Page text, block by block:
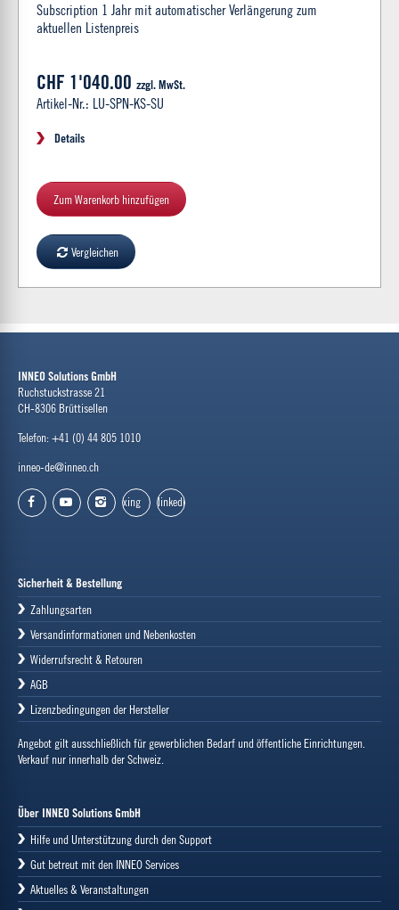
Subscription 1 Jahr mit automatischer Verlängerung zum
aktuellen Listenpreis
CHF 1'040.00 zzgl. MwSt.
Artikel-Nr.: LU-SPN-KS-SU
Details
Zum Warenkorb hinzufügen
Vergleichen
INNEO Solutions GmbH
Ruchstuckstrasse 21
CH-8306 Brüttisellen
Telefon: +41 (0) 44 805 1010
inneo-de@inneo.ch
xing linkedin
Sicherheit & Bestellung
Zahlungsarten
Versandinformationen und Nebenkosten
Widerrufsrecht & Retouren
AGB
Lizenzbedingungen der Hersteller
Angebot gilt ausschließlich für gewerblichen Bedarf und öffentliche Einrichtungen.
Verkauf nur innerhalb der Schweiz.
Über INNEO Solutions GmbH
Hilfe und Unterstützung durch den Support
Gut betreut mit den INNEO Services
Aktuelles & Veranstaltungen